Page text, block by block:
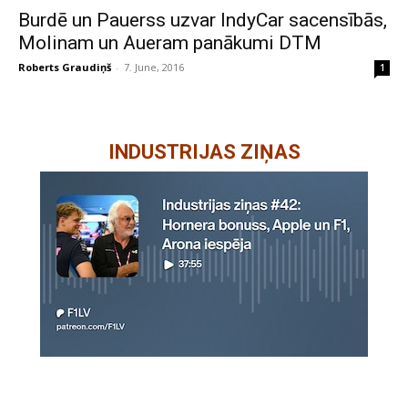
Burdē un Pauerss uzvar IndyCar sacensībās,
Molinam un Aueram panākumi DTM
Roberts Graudiņš - 7. June, 2016 1
INDUSTRIJAS ZIŅAS